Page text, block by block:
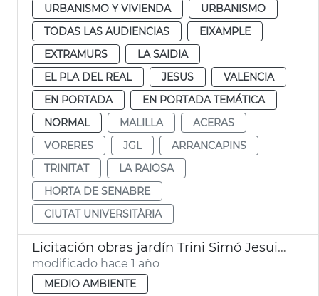
URBANISMO Y VIVIENDA
URBANISMO
TODAS LAS AUDIENCIAS
EIXAMPLE
EXTRAMURS
LA SAIDIA
EL PLA DEL REAL
JESUS
VALENCIA
EN PORTADA
EN PORTADA TEMÁTICA
NORMAL
MALILLA
ACERAS
VORERES
JGL
ARRANCAPINS
TRINITAT
LA RAIOSA
HORTA DE SENABRE
CIUTAT UNIVERSITÀRIA
Licitación obras jardín Trini Simó Jesuitas
modificado hace 1 año
MEDIO AMBIENTE